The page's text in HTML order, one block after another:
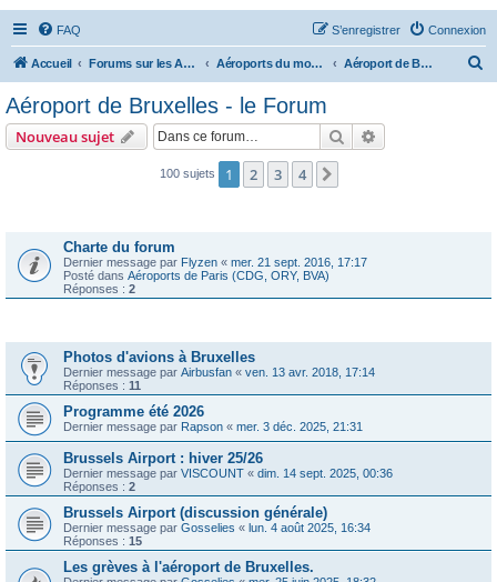
FAQ Connexion
S’enregistrer
Accueil Forums sur les Aéroports Aéroports du monde - le Forum Aéroport de Bruxelles - le Forum
r
Aéroport de Bruxelles - le Forum
Nouveau sujet Rechercher
100 sujets 1 2 3 4
Charte du forum
Dernier message par Flyzen « mer. 21 sept. 2016, 17:17
Posté dans Aéroports de Paris (CDG, ORY, BVA)
Réponses : 2
Photos d'avions à Bruxelles
Dernier message par Airbusfan « ven. 13 avr. 2018, 17:14
Réponses : 11
Programme été 2026
Dernier message par Rapson « mer. 3 déc. 2025, 21:31
Brussels Airport : hiver 25/26
Dernier message par VISCOUNT « dim. 14 sept. 2025, 00:36
Réponses : 2
Brussels Airport (discussion générale)
Dernier message par Gosselies « lun. 4 août 2025, 16:34
Réponses : 15
Les grèves à l'aéroport de Bruxelles.